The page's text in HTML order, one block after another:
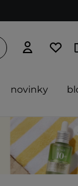
novinky